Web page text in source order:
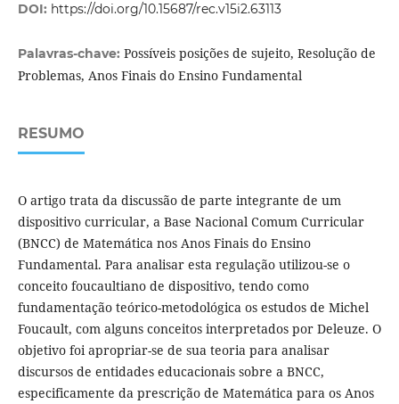
DOI: https://doi.org/10.15687/rec.v15i2.63113
Palavras-chave: Possíveis posições de sujeito, Resolução de
Problemas, Anos Finais do Ensino Fundamental
RESUMO
O artigo trata da discussão de parte integrante de um
dispositivo curricular, a Base Nacional Comum Curricular
(BNCC) de Matemática nos Anos Finais do Ensino
Fundamental. Para analisar esta regulação utilizou-se o
conceito foucaultiano de dispositivo, tendo como
fundamentação teórico-metodológica os estudos de Michel
Foucault, com alguns conceitos interpretados por Deleuze. O
objetivo foi apropriar-se de sua teoria para analisar
discursos de entidades educacionais sobre a BNCC,
especificamente da prescrição de Matemática para os Anos